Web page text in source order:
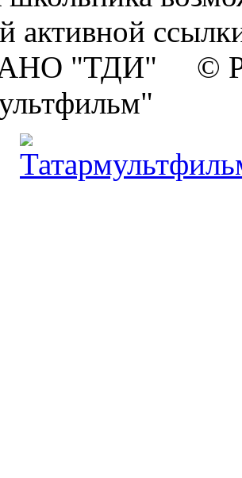
активной
"ТДИ" ©